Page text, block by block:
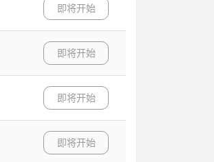
即将开始
即将开始
即将开始
即将开始